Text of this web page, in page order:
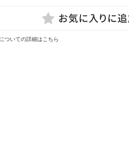
ついての詳細はこちら